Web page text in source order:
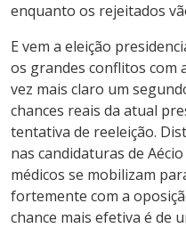
enquanto os rejeitados
E vem a eleição
os grandes conflitos com
vez mais claro um
chances reais da atual
tentativa de reeleição.
nas candidaturas de
médicos se mobilizam
fortemente com a
chance mais efetiva é de